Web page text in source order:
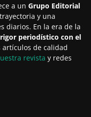
a un Grupo Editorial
y una
diarios. En la era de la
periodístico con el
artículos de calidad
revista y redes